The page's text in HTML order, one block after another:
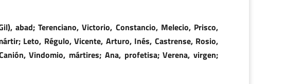
abad; Terenciano, Victorio, Constancio, Melecio, Prisco,
Leto, Régulo, Vicente, Arturo, Inés, Castrense, Rosio,
Vindomio, mártires; Ana, profetisa; Verena, virgen;